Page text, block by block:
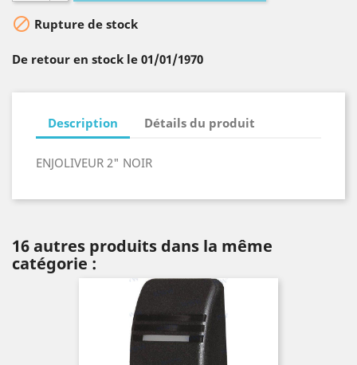
 Rupture de stock
De retour en stock le 01/01/1970
Description Détails du produit
ENJOLIVEUR 2" NOIR
16 autres produits dans la même
catégorie :